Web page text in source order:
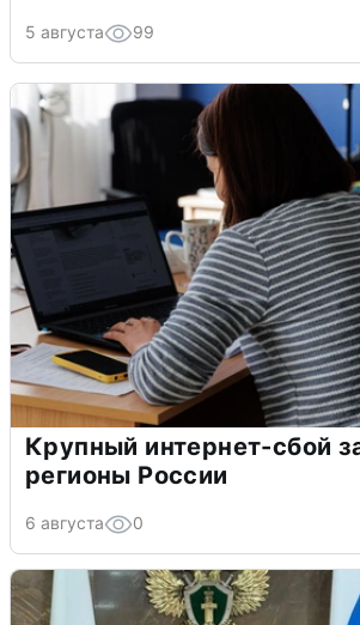
5 августа 99
Крупный интернет-сбой
регионы России
6 августа 0